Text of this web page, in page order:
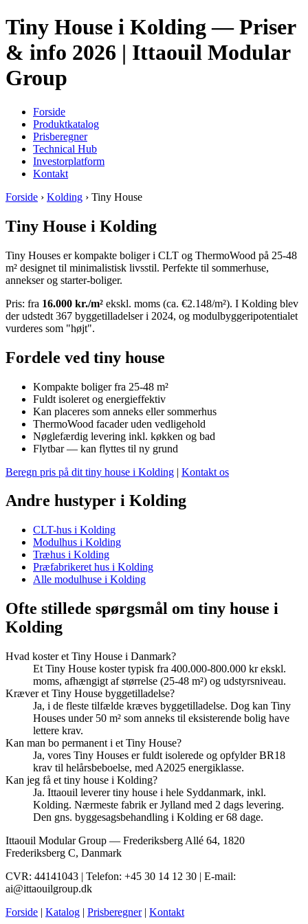
Tiny House i Kolding — Priser
& info 2026 | Ittaouil Modular
Group
Forside
Produktkatalog
Prisberegner
Technical Hub
Investorplatform
Kontakt
Forside › Kolding › Tiny House
Tiny House i Kolding
Tiny Houses er kompakte boliger i CLT og ThermoWood på 25-48
m² designet til minimalistisk livsstil. Perfekte til sommerhuse,
annekser og starter-boliger.
Pris: fra 16.000 kr./m² ekskl. moms (ca. €2.148/m²). I Kolding blev
der udstedt 367 byggetilladelser i 2024, og modulbyggeripotentialet
vurderes som "højt".
Fordele ved tiny house
Kompakte boliger fra 25-48 m²
Fuldt isoleret og energieffektiv
Kan placeres som anneks eller sommerhus
ThermoWood facader uden vedligehold
Nøglefærdig levering inkl. køkken og bad
Flytbar — kan flyttes til ny grund
Beregn pris på dit tiny house i Kolding | Kontakt os
Andre hustyper i Kolding
CLT-hus i Kolding
Modulhus i Kolding
Træhus i Kolding
Præfabrikeret hus i Kolding
Alle modulhuse i Kolding
Ofte stillede spørgsmål om tiny house i
Kolding
Hvad koster et Tiny House i Danmark?
Et Tiny House koster typisk fra 400.000-800.000 kr ekskl.
moms, afhængigt af størrelse (25-48 m²) og udstyrsniveau.
Kræver et Tiny House byggetilladelse?
Ja, i de fleste tilfælde kræves byggetilladelse. Dog kan Tiny
Houses under 50 m² som anneks til eksisterende bolig have
lettere krav.
Kan man bo permanent i et Tiny House?
Ja, vores Tiny Houses er fuldt isolerede og opfylder BR18
krav til helårsbeboelse, med A2025 energiklasse.
Kan jeg få et tiny house i Kolding?
Ja. Ittaouil leverer tiny house i hele Syddanmark, inkl.
Kolding. Nærmeste fabrik er Jylland med 2 dags levering.
Den gns. byggesagsbehandling i Kolding er 68 dage.
Ittaouil Modular Group — Frederiksberg Allé 64, 1820
Frederiksberg C, Danmark
CVR: 44141043 | Telefon: +45 30 14 12 30 | E-mail:
ai@ittaouilgroup.dk
Forside | Katalog | Prisberegner| Kontakt